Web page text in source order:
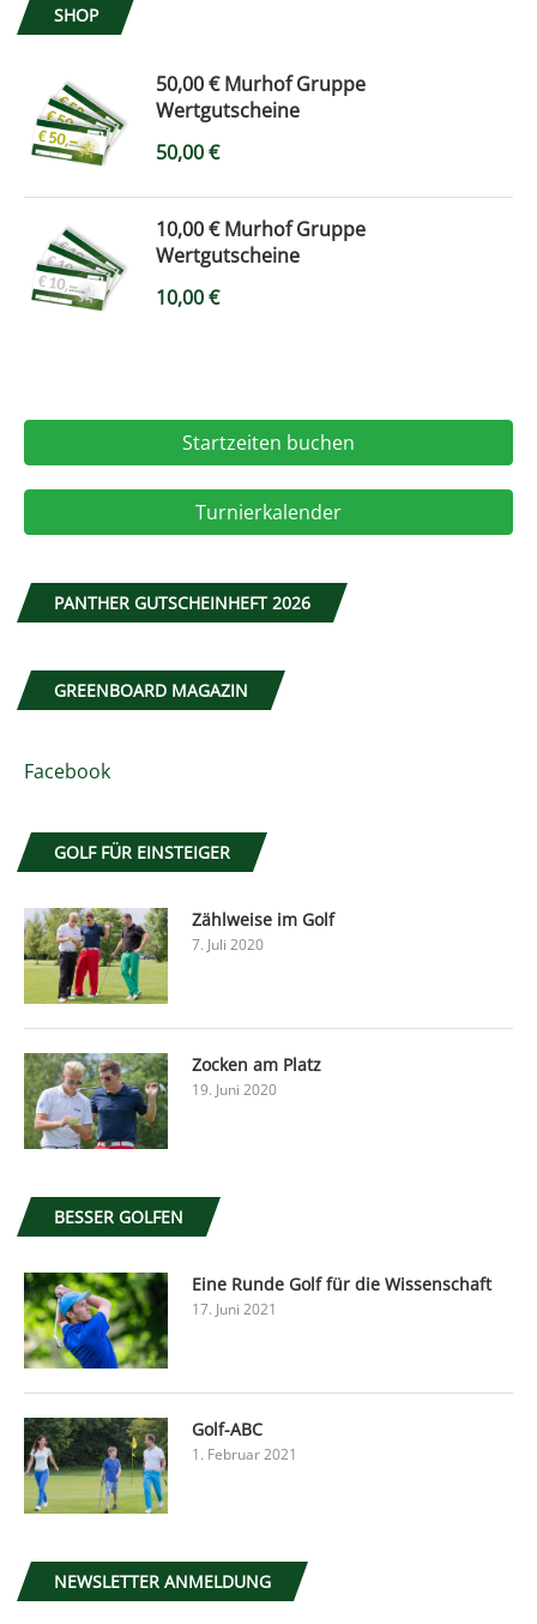
SHOP
50,00 € Murhof Gruppe
Wertgutscheine
50,00€
10,00 € Murhof Gruppe
Wertgutscheine
10,00€
Startzeiten buchen
Turnierkalender
PANTHER GUTSCHEINHEFT 2026
GREENBOARD MAGAZIN
Facebook
GOLF FÜR EINSTEIGER
Zählweise im Golf
7. Juli 2020
Zocken am Platz
19. Juni 2020
BESSER GOLFEN
Eine Runde Golf für die Wissenschaft
17. Juni 2021
Golf-ABC
1. Februar 2021
NEWSLETTER ANMELDUNG